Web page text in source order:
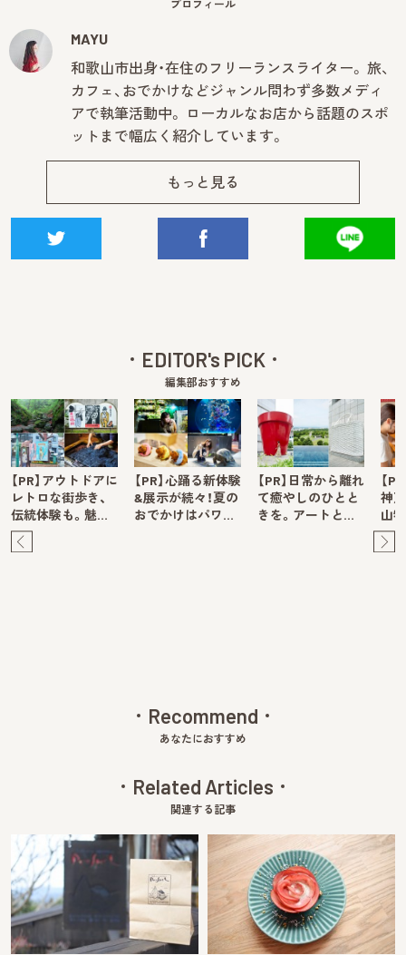
プロフィール
MAYU
和歌山市出身・在住のフリーランスライター。 旅、
カフェ、おでかけなどジャンル問わず多数メディ
アで執筆活動中。 ローカルなお店から話題のスポ
ットまで幅広く紹介しています。
もっと見る
EDITOR's PICK
編集部おすすめ
【PR】アウトドアに
レトロな街歩き、
伝統体験も。魅…
【PR】心踊る新体験
&展示が続々！夏の
おでかけはパワ…
【PR】日常から離れ
て癒やしのひとと
きを。アートと…
【
神
山
Recommend
あなたにおすすめ
Related Articles
関連する記事